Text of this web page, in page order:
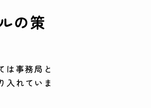
の策
は事務局と
入れていま